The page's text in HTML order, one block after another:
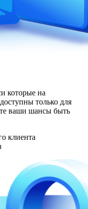
которые на
только для
ваши шансы быть
клиента